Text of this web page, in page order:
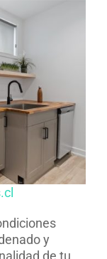
y
de tu